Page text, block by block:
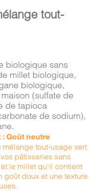
tout-
biologique sans
millet biologique,
biologique,
(sulfate de
de tapioca
de sodium),
Goût neutre
mélange tout-usage sert
pâtisseries sans
le millet qu'il contient
goût doux et une texture